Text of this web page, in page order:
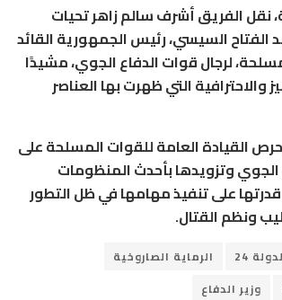
نقل الفريق أشرف سالم زاهر تحيات
الفتاح السيسي، رئيس الجمهورية القائد
لرجال قوات الدفاع الجوي، مشيدًا
والاحترافية التي ظهرت بها العناصر
حرص القيادة العامة للقوات المسلحة على
وتزويدها بأحدث المنظومات
قدرتها على تنفيذ مهامها في ظل التطور
ونظم القتال.
24
الرماية الصاروخية
وزير الدفاع